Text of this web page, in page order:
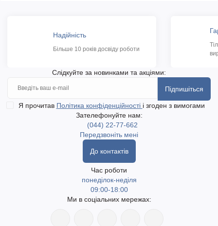
Надійність
Більше 10 років досвіду роботи
Слідкуйте за новинками та акціями:
Підпишіться
Я прочитав Політика конфіденційності і згоден з вимогами
Зателефонуйте нам:
(044) 22-77-662
Передзвоніть мені
До контактів
Час роботи
понеділок-неділя
09:00-18:00
Ми в соціальних мережах: